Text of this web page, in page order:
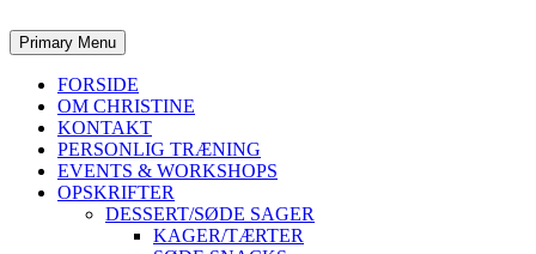
Primary Menu
FORSIDE
OM CHRISTINE
KONTAKT
PERSONLIG TRÆNING
EVENTS & WORKSHOPS
OPSKRIFTER
DESSERT/SØDE SAGER
KAGER/TÆRTER